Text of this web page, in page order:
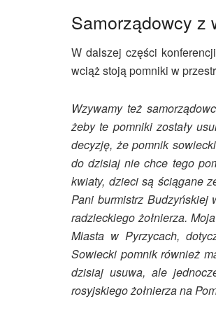
Samorządowcy z
W dalszej części
wciąż stoją pomniki w
Wzywamy też
żeby te pomniki zostały
decyzję, że pomnik
do dzisiaj nie chce tego
kwiaty, dzieci są ściągane
Pani burmistrz Budzyńskiej
radzieckiego żołnierza.
Miasta w Pyrzycach,
Sowiecki pomnik również
dzisiaj usuwa, ale
rosyjskiego żołnierza na